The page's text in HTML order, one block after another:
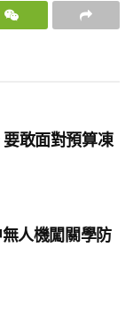
敢面對預算凍
人機闖關學防